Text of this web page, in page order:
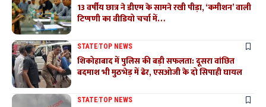
13 वर्षीय छात्र ने डीएम के सामने रखी पीड़ा, ‘कमीशन’ वाली
टिप्पणी का वीडियो चर्चा में…
STATETOP NEWS
शिकोहाबाद में पुलिस की बड़ी सफलता: दूसरा वांछित
बदमाश भी मुठभेड़ में ढेर, एसओजी के दो सिपाही घायल
STATETOP NEWS